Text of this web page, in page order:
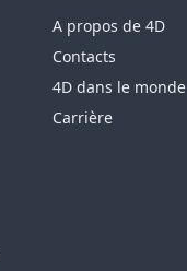
A propos de 4D
Contacts
4D dans le monde
Carrière